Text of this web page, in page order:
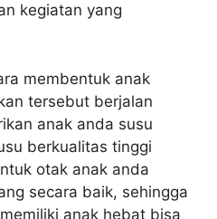
kegiatan yang
membentuk anak
tersebut berjalan
anak anda susu
berkualitas tinggi
otak anak anda
secara baik, sehingga
anak hebat bisa